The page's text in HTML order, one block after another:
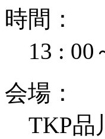
時間 ：
13 : 00
会場 ：
TKP品